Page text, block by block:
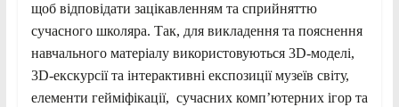
щоб відповідати зацікавленням та сприйняттю
сучасного школяра. Так, для викладення та пояснення
навчального матеріалу використовуються 3D-моделі,
3D-екскурсії та інтерактивні експозиції музеїв світу,
елементи гейміфікації, сучасних комп’ютерних ігор та